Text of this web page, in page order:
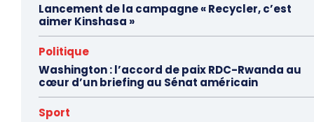
Lancement de la campagne « Recycler, c’est
aimer Kinshasa »
Politique
Washington : l’accord de paix RDC-Rwanda au
cœur d’un briefing au Sénat américain
Sport